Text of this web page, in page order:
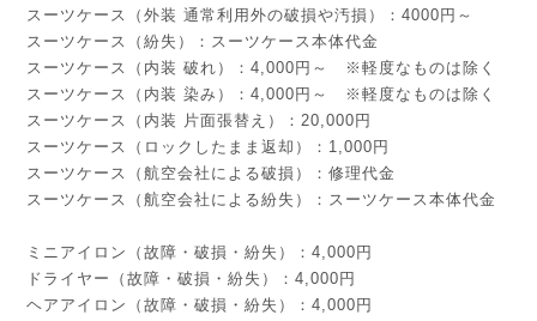
スーツケース（外装 通常利用外の破損や汚損）：4000円～
スーツケース（紛失）：スーツケース本体代金
スーツケース（内装 破れ）：4,000円～ ※軽度なものは除く
スーツケース（内装 染み）：4,000円～ ※軽度なものは除く
スーツケース（内装 片面張替え）：20,000円
スーツケース（ロックしたまま返却）：1,000円
スーツケース（航空会社による破損）：修理代金
スーツケース（航空会社による紛失）：スーツケース本体代金
ミニアイロン（故障・破損・紛失）：4,000円
ドライヤー（故障・破損・紛失）：4,000円
ヘアアイロン（故障・破損・紛失）：4,000円